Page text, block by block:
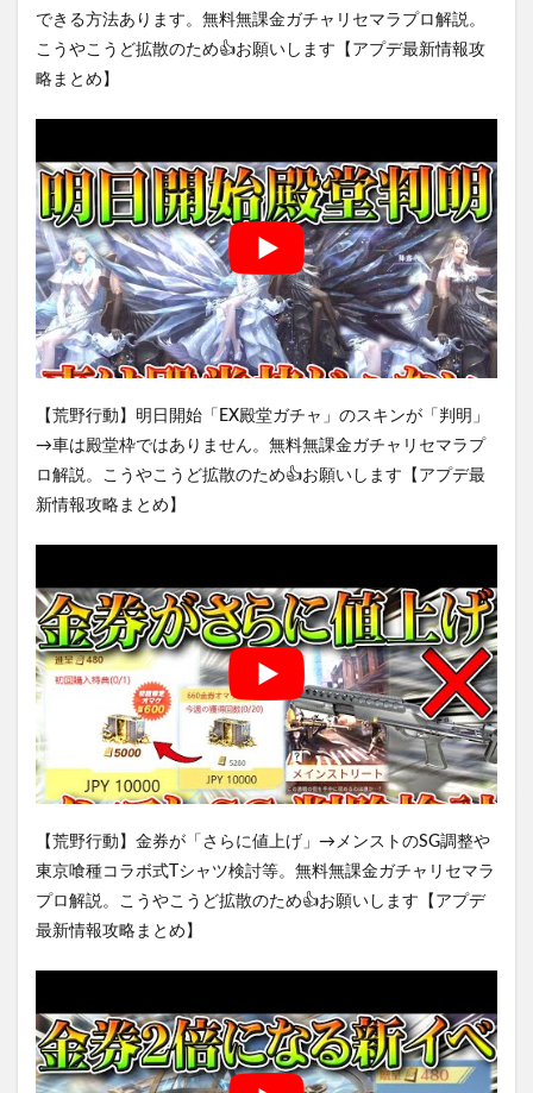
できる方法あります。無料無課金ガチャリセマラプロ解説。
こうやこうど拡散のため👍お願いします【アプデ最新情報攻
略まとめ】
【荒野行動】明日開始「EX殿堂ガチャ」のスキンが「判明」
→車は殿堂枠ではありません。無料無課金ガチャリセマラプ
ロ解説。こうやこうど拡散のため👍お願いします【アプデ最
新情報攻略まとめ】
【荒野行動】金券が「さらに値上げ」→メンストのSG調整や
東京喰種コラボ式Tシャツ検討等。無料無課金ガチャリセマラ
プロ解説。こうやこうど拡散のため👍お願いします【アプデ
最新情報攻略まとめ】